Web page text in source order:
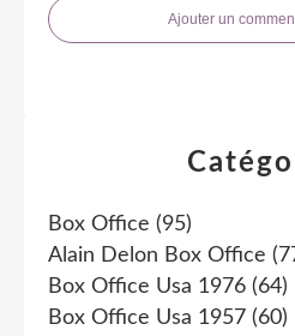
Ajouter un
Box Office (95)
Alain Delon Box Office
Box Office Usa 1976 (64)
Box Office Usa 1957 (60)